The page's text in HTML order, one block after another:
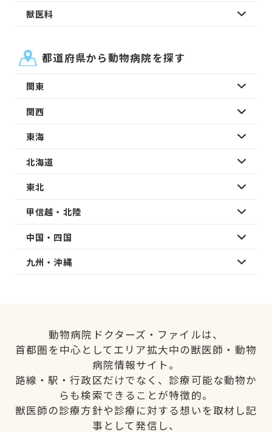
獣医科
都道府県から動物病院を探す
関東
関西
東海
北海道
東北
甲信越・北陸
中国・四国
九州・沖縄
動物病院ドクターズ・ファイルは、
首都圏を中心としてエリア拡大中の獣医師・動物
病院情報サイト。
路線・駅・行政区だけでなく、診療可能な動物か
らも検索できることが特徴的。
獣医師の診療方針や診療に対する想いを取材し記
事として発信し、